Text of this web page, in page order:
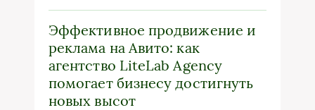
Эффективное продвижение и
реклама на Авито: как
агентство LiteLab Agency
помогает бизнесу достигнуть
новых высот